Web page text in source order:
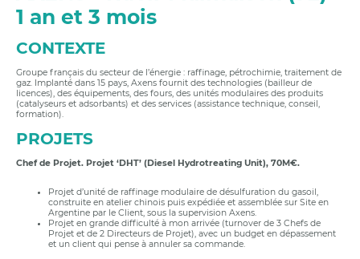
1 an et 3 mois
CONTEXTE
Groupe français du secteur de l’énergie : raffinage, pétrochimie, traitement de
gaz. Implanté dans 15 pays, Axens fournit des technologies (bailleur de
licences), des équipements, des fours, des unités modulaires des produits
(catalyseurs et adsorbants) et des services (assistance technique, conseil,
formation).
PROJETS
Chef de Projet. Projet ‘DHT’ (Diesel Hydrotreating Unit), 70M€.
Projet d’unité de raffinage modulaire de désulfuration du gasoil,
construite en atelier chinois puis expédiée et assemblée sur Site en
Argentine par le Client, sous la supervision Axens.
Projet en grande difficulté à mon arrivée (turnover de 3 Chefs de
Projet et de 2 Directeurs de Projet), avec un budget en dépassement
et un client qui pense à annuler sa commande.